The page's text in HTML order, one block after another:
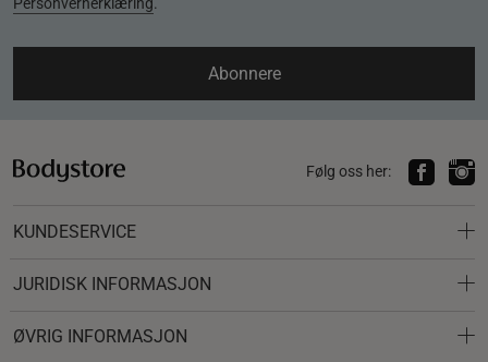
Abonnere
Følg oss her:
KUNDESERVICE
JURIDISK INFORMASJON
ØVRIG INFORMASJON